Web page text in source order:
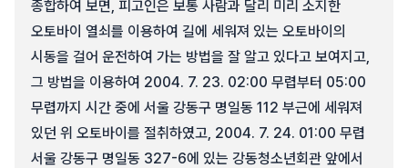
종합하여 보면, 피고인은 보통 사람과 달리 미리 소지한
오토바이 열쇠를 이용하여 길에 세워져 있는 오토바이의
시동을 걸어 운전하여 가는 방법을 잘 알고 있다고 보여지고,
그 방법을 이용하여 2004. 7. 23. 02:00 무렵부터 05:00
무렵까지 시간 중에 서울 강동구 명일동 112 부근에 세워져
있던 위 오토바이를 절취하였고, 2004. 7. 24. 01:00 무렵
서울 강동구 명일동 327-6에 있는 강동청소년회관 앞에서